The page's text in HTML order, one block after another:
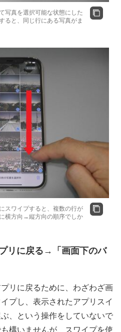
写真を選択可能な状態にした
ると、同じ行にある写真がま
スワイプすると、複数の行が
横方向→縦方向の順序でしか
リに戻る→「画面下のバ
リに戻るために、わざわざ画
プし、表示されたアプリスイ
、という操作をしていないで
構いませんが、スワイプを使